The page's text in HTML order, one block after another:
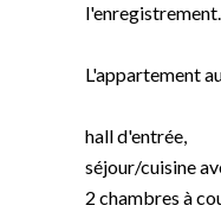
l'enregistrement.
L'appartement
hall d'entrée,
séjour/cuisine
2 chambres à